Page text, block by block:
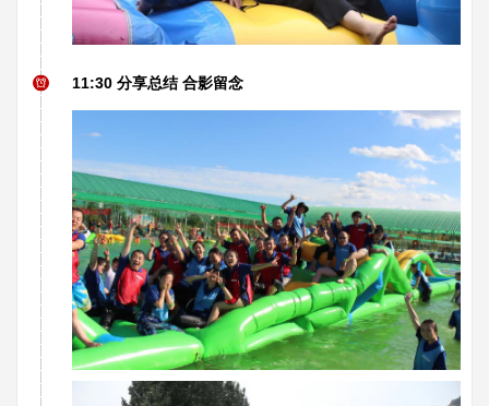
11:30 分享总结 合影留念